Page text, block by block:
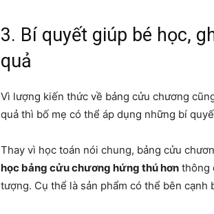
3. Bí quyết giúp bé học,
quả
Vì lượng kiến thức về bảng cửu chương
quả thì bố mẹ có thể áp dụng những bí
Thay vì học toán nói chung, bảng cửu
học bảng cửu chương hứng thú hơn thông
tượng. Cụ thể là sản phẩm có thể bên cạnh